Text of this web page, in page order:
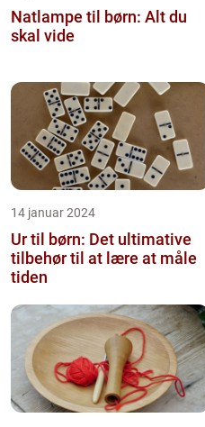
Natlampe til børn: Alt du
skal vide
14 januar 2024
Ur til børn: Det ultimative
tilbehør til at lære at måle
tiden